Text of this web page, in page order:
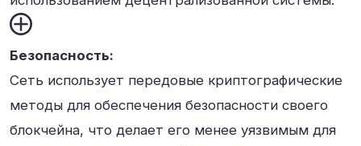
Безопасность:
Сеть использует передовые криптографические
методы для обеспечения безопасности своего
блокчейна, что делает его менее уязвимым для